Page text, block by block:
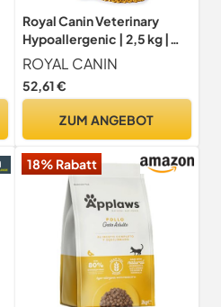
Royal Canin Veterinary
Hypoallergenic | 2,5 kg |
Diät-Alleinfuttermittel für
ausgewachsene Katzen |
Zur Minderung von Allergien
Nährstoffintoleranzerschei
ROYAL CANIN
52,61 €
ZUM ANGEBOT
18% Rabatt